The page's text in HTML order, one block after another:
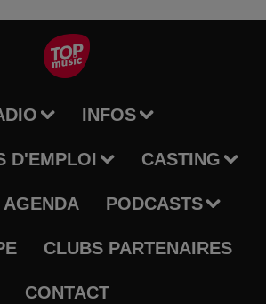
INFOS
D'EMPLOI CASTING
AGENDA PODCASTS
CLUBS PARTENAIRES
CONTACT